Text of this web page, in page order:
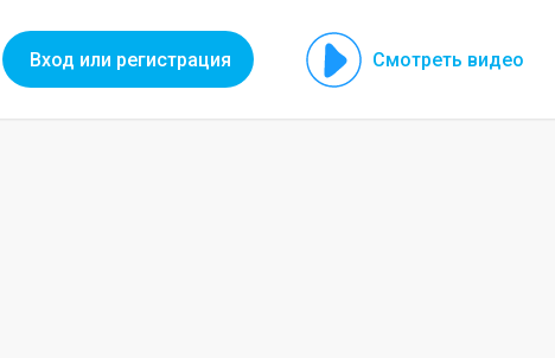
Вход или регистрация Смотреть видео